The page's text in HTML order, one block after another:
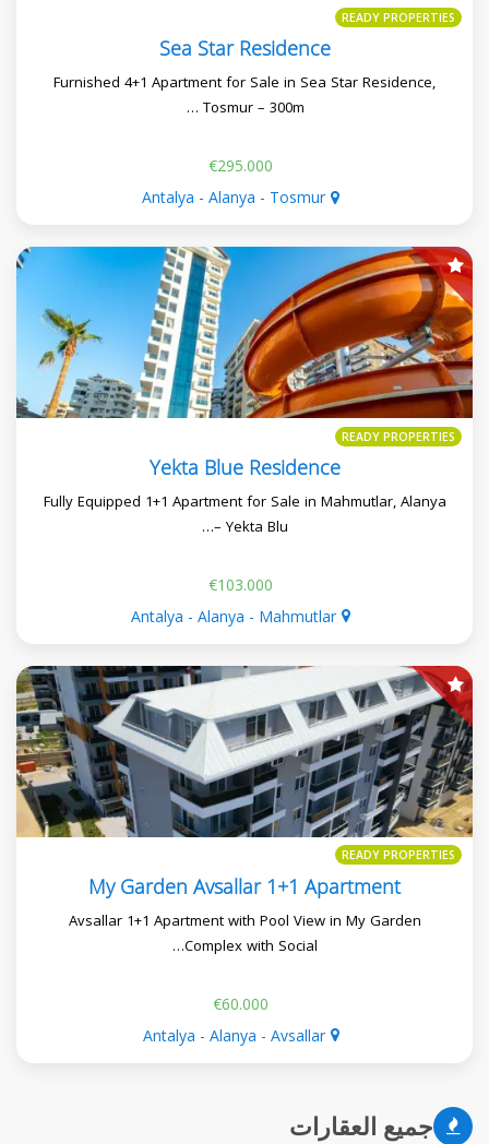
READY PROPERTIES
Sea Star Residence
Furnished 4+1 Apartment for Sale in Sea Star Residence,
Tosmur – 300m …
€295.000
Antalya - Alanya - Tosmur
READY PROPERTIES
Yekta Blue Residence
Fully Equipped 1+1 Apartment for Sale in Mahmutlar, Alanya
– Yekta Blu…
€103.000
Antalya - Alanya - Mahmutlar
READY PROPERTIES
My Garden Avsallar 1+1 Apartment
Avsallar 1+1 Apartment with Pool View in My Garden
Complex with Social…
€60.000
Antalya - Alanya - Avsallar
جميع العقارات